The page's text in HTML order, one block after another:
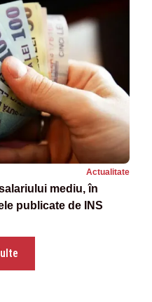
Actualitate
mediu, în
publicate de INS